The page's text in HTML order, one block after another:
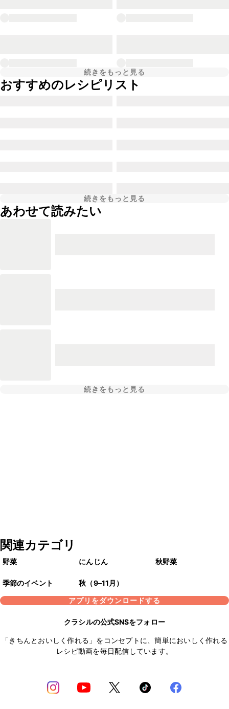
続きをもっと見る
おすすめのレシピリスト
続きをもっと見る
あわせて読みたい
続きをもっと見る
関連カテゴリ
野菜 にんじん 秋野菜
季節のイベント
秋（9–11月）
アプリをダウンロードする
クラシルの公式SNSをフォロー
「きちんとおいしく作れる」をコンセプトに、簡単においしく作れる
レシピ動画を毎日配信しています。